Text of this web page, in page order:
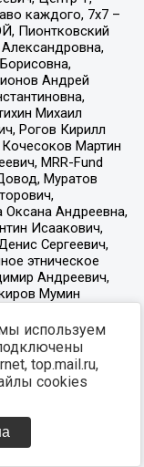
используем
top.mail.ru,
cookies